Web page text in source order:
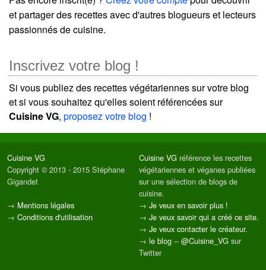
et partager des recettes avec d'autres blogueurs et lecteurs
passionnés de cuisine.
Inscrivez votre blog !
Si vous publiez des recettes végétariennes sur votre blog
et si vous souhaitez qu'elles soient référencées sur
Cuisine VG, proposez votre blog !
Cuisine VG
Copyright © 2013 - 2015 Stéphane
Gigandet
→ Mentions légales
→ Conditions d'utilisation
Cuisine VG référence les recettes
végétariennes et véganes publiées
sur une sélection de blogs de
cuisine.
→ Je veux en savoir plus !
→ Je veux savoir qui a créé ce site.
→ Je veux contacter le créateur.
→ le blog -- @Cuisine_VG sur
Twitter